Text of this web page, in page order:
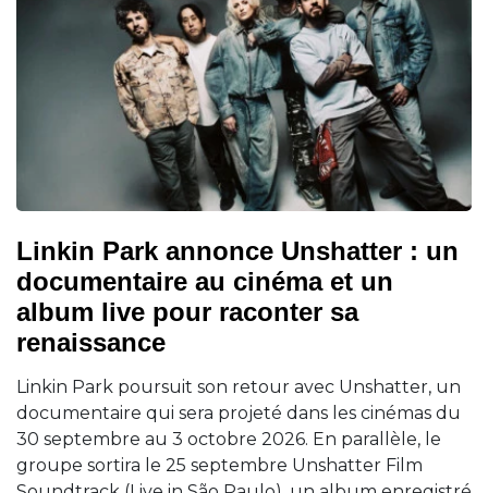
Linkin Park annonce Unshatter : un
documentaire au cinéma et un
album live pour raconter sa
renaissance
Linkin Park poursuit son retour avec Unshatter, un
documentaire qui sera projeté dans les cinémas du
30 septembre au 3 octobre 2026. En parallèle, le
groupe sortira le 25 septembre Unshatter Film